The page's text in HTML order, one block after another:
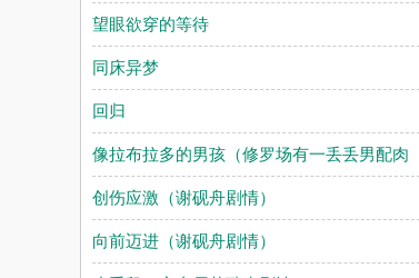
望眼欲穿的等待
同床异梦
回归
像拉布拉多的男孩（修罗场有一丢丢男配肉
创伤应激（谢砚舟剧情）
向前迈进（谢砚舟剧情）